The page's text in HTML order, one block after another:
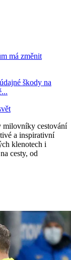
má změnit
škody na
milovníky cestování
a inspirativní
klenotech i
cesty, od